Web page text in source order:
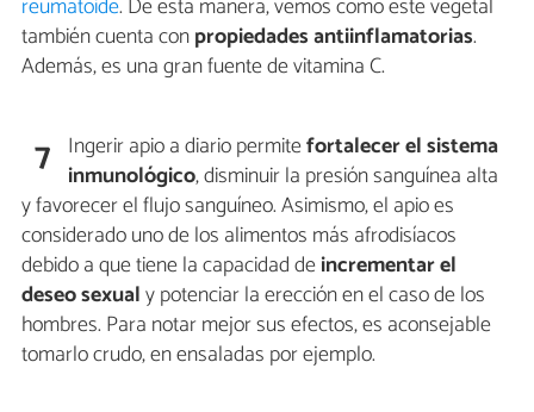
también cuenta conpropiedades antiinflamatorias.
Además, es una gran fuente de vitamina C.
7 Ingerir apio a diario permitefortalecer el sistema
inmunológico, disminuir la presión sanguínea alta
y favorecer el flujo sanguíneo. Asimismo, el apio es
considerado uno de los alimentos más afrodisíacos
debido a que tiene la capacidad deincrementar el
deseo sexualy potenciar la erección en el caso de los
hombres. Para notar mejor sus efectos, es aconsejable
tomarlo crudo, en ensaladas por ejemplo.